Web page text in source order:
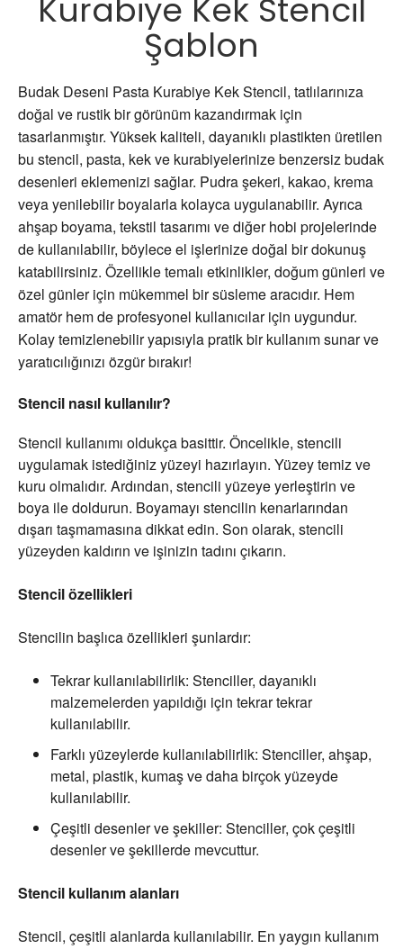
Kurabiye Kek Stencil
Şablon
Budak Deseni Pasta Kurabiye Kek Stencil, tatlılarınıza
doğal ve rustik bir görünüm kazandırmak için
tasarlanmıştır. Yüksek kaliteli, dayanıklı plastikten üretilen
bu stencil, pasta, kek ve kurabiyelerinize benzersiz budak
desenleri eklemenizi sağlar. Pudra şekeri, kakao, krema
veya yenilebilir boyalarla kolayca uygulanabilir. Ayrıca
ahşap boyama, tekstil tasarımı ve diğer hobi projelerinde
de kullanılabilir, böylece el işlerinize doğal bir dokunuş
katabilirsiniz. Özellikle temalı etkinlikler, doğum günleri ve
özel günler için mükemmel bir süsleme aracıdır. Hem
amatör hem de profesyonel kullanıcılar için uygundur.
Kolay temizlenebilir yapısıyla pratik bir kullanım sunar ve
yaratıcılığınızı özgür bırakır!
Stencil nasıl kullanılır?
Stencil kullanımı oldukça basittir. Öncelikle, stencili
uygulamak istediğiniz yüzeyi hazırlayın. Yüzey temiz ve
kuru olmalıdır. Ardından, stencili yüzeye yerleştirin ve
boya ile doldurun. Boyamayı stencilin kenarlarından
dışarı taşmamasına dikkat edin. Son olarak, stencili
yüzeyden kaldırın ve işinizin tadını çıkarın.
Stencil özellikleri
Stencilin başlıca özellikleri şunlardır:
Tekrar kullanılabilirlik: Stenciller, dayanıklı
malzemelerden yapıldığı için tekrar tekrar
kullanılabilir.
Farklı yüzeylerde kullanılabilirlik: Stenciller, ahşap,
metal, plastik, kumaş ve daha birçok yüzeyde
kullanılabilir.
Çeşitli desenler ve şekiller: Stenciller, çok çeşitli
desenler ve şekillerde mevcuttur.
Stencil kullanım alanları
Stencil, çeşitli alanlarda kullanılabilir. En yaygın kullanım